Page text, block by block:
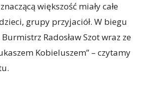
większość miały całe
grupy przyjaciół. W biegu
Radosław Szot wraz ze
Kobieluszem” – czytamy